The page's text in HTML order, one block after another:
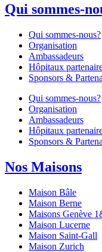
Qui sommes-
Qui sommes-nous?
Organisation
Ambassadeurs
Hôpitaux
Sponsors &
Qui sommes-nous?
Organisation
Ambassadeurs
Hôpitaux
Sponsors &
Nos Maisons
Maison Bâle
Maison Berne
Maisons Genève
Maison Lucerne
Maison Saint-Gall
Maison Zurich